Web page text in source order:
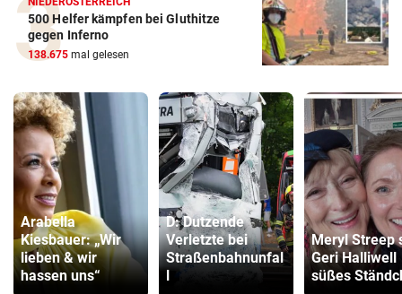
500 Helfer kämpfen bei Gluthitze
gegen Inferno
138.675 mal gelesen
Arabella
Kiesbauer: „Wir
lieben & wir
hassen uns“
D: Dutzende
Verletzte bei
Straßenbahnunfal
l
Meryl Streep
Geri Halliwell
süßes